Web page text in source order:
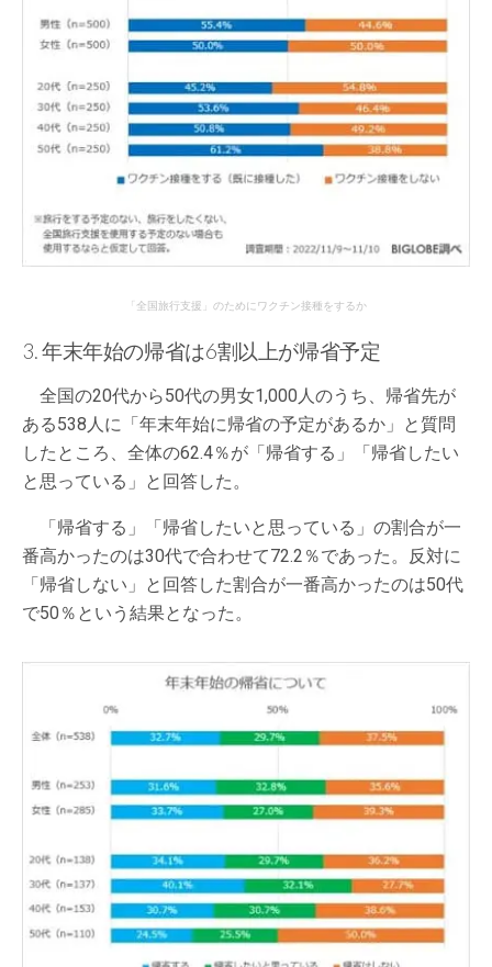
「全国旅行支援」のためにワクチン接種をするか
3. 年末年始の帰省は6割以上が帰省予定
全国の20代から50代の男女1,000人のうち、帰省先が
ある538人に「年末年始に帰省の予定があるか」と質問
したところ、全体の62.4％が「帰省する」「帰省したい
と思っている」と回答した。
「帰省する」「帰省したいと思っている」の割合が一
番高かったのは30代で合わせて72.2％であった。反対に
「帰省しない」と回答した割合が一番高かったのは50代
で50％という結果となった。